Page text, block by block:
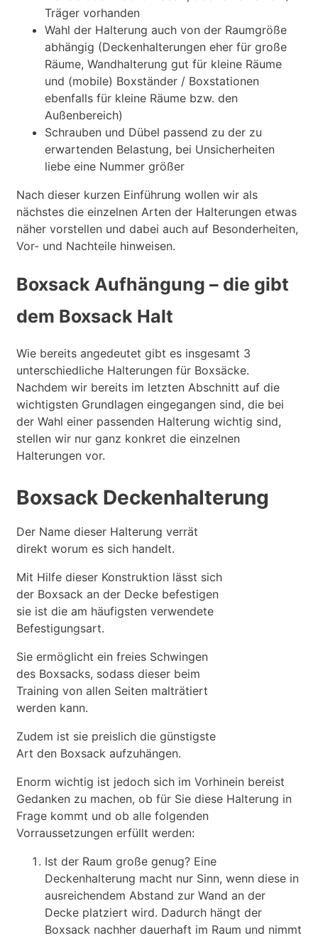
Träger vorhanden
Wahl der Halterung auch von der Raumgröße
abhängig (Deckenhalterungen eher für große
Räume, Wandhalterung gut für kleine Räume
und (mobile) Boxständer / Boxstationen
ebenfalls für kleine Räume bzw. den
Außenbereich)
Schrauben und Dübel passend zu der zu
erwartenden Belastung, bei Unsicherheiten
liebe eine Nummer größer
Nach dieser kurzen Einführung wollen wir als
nächstes die einzelnen Arten der Halterungen etwas
näher vorstellen und dabei auch auf Besonderheiten,
Vor- und Nachteile hinweisen.
Boxsack Aufhängung – die gibt
dem Boxsack Halt
Wie bereits angedeutet gibt es insgesamt 3
unterschiedliche Halterungen für Boxsäcke.
Nachdem wir bereits im letzten Abschnitt auf die
wichtigsten Grundlagen eingegangen sind, die bei
der Wahl einer passenden Halterung wichtig sind,
stellen wir nur ganz konkret die einzelnen
Halterungen vor.
Boxsack Deckenhalterung
Der Name dieser Halterung verrät
direkt worum es sich handelt.
Mit Hilfe dieser Konstruktion lässt sich
der Boxsack an der Decke befestigen
sie ist die am häufigsten verwendete
Befestigungsart.
Sie ermöglicht ein freies Schwingen
des Boxsacks, sodass dieser beim
Training von allen Seiten malträtiert
werden kann.
Zudem ist sie preislich die günstigste
Art den Boxsack aufzuhängen.
Enorm wichtig ist jedoch sich im Vorhinein bereist
Gedanken zu machen, ob für Sie diese Halterung in
Frage kommt und ob alle folgenden
Vorraussetzungen erfüllt werden:
Ist der Raum große genug? Eine
Deckenhalterung macht nur Sinn, wenn diese in
ausreichendem Abstand zur Wand an der
Decke platziert wird. Dadurch hängt der
Boxsack nachher dauerhaft im Raum und nimmt